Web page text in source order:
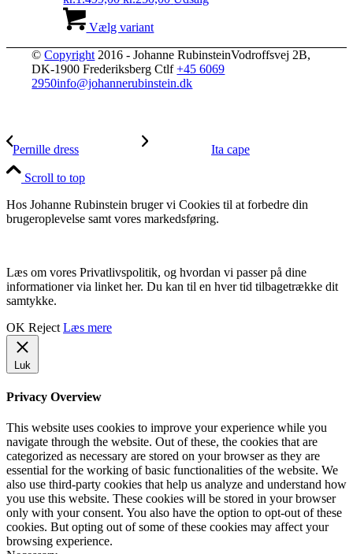
pris
kr.1.499,00.kr.250,00.
Vælg variantvare
flere
varianter.
Mulighederne
©Copyright 2016 - Johanne RubinsteinVodroffsvej 2B,
DK-1900 Frederiksberg Ctlf+45 6069
2950info@johannerubinstein.dk
Pernille dress Ita cape
Scroll to top
Hos Johanne Rubinstein bruger vi Cookies til at forbedre din
brugeroplevelse samt vores markedsføring.
Læs om vores Privatlivspolitik, og hvordan vi passer på dine
informationer via linket her. Du kan til en hver tid tilbagetrække dit
samtykke.
OK Reject Læs mere
Luk
Privacy Overview
This website uses cookies to improve your experience while you
navigate through the website. Out of these, the cookies that are
categorized as necessary are stored on your browser as they are
essential for the working of basic functionalities of the website. We
also use third-party cookies that help us analyze and understand how
you use this website. These cookies will be stored in your browser
only with your consent. You also have the option to opt-out of these
cookies. But opting out of some of these cookies may affect your
browsing experience.